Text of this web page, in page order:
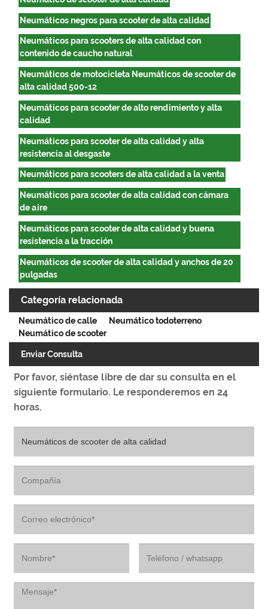
Neumáticos negros para scooter de alta calidad
Neumáticos para scooters de alta calidad con
contenido de caucho natural
Neumáticos de motocicleta Neumáticos de scooter de
alta calidad 500-12
Neumáticos para scooter de alto rendimiento y alta
calidad
Neumáticos para scooter de alta calidad y alta
resistencia al desgaste
Neumáticos para scooters de alta calidad a la venta
Neumáticos para scooter de alta calidad con cámara
de aire
Neumáticos para scooter de alta calidad y buena
resistencia a la tracción
Neumáticos de scooter de alta calidad y anchos de 20
pulgadas
Categoría relacionada
Neumático de calle
Neumático todoterreno
Neumático de scooter
Enviar Consulta
Por favor, siéntase libre de dar su consulta en el
siguiente formulario. Le responderemos en 24
horas.